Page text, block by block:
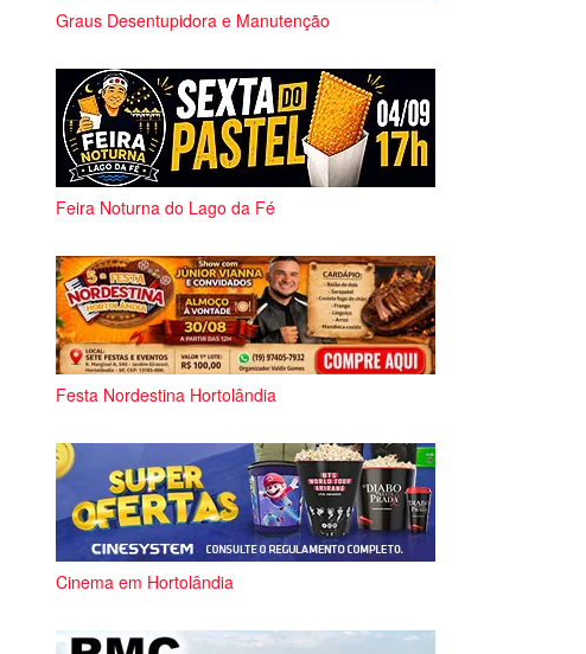
Graus Desentupidora e Manutenção
Feira Noturna do Lago da Fé
Festa Nordestina Hortolândia
Cinema em Hortolândia